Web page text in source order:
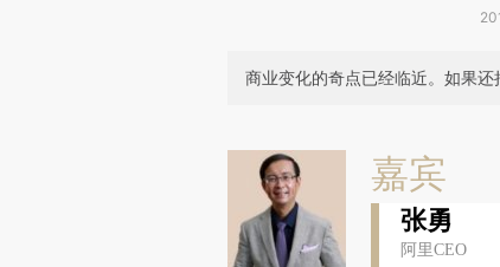
商业变化的奇点已经临近。如果
嘉宾
张勇
阿里CEO